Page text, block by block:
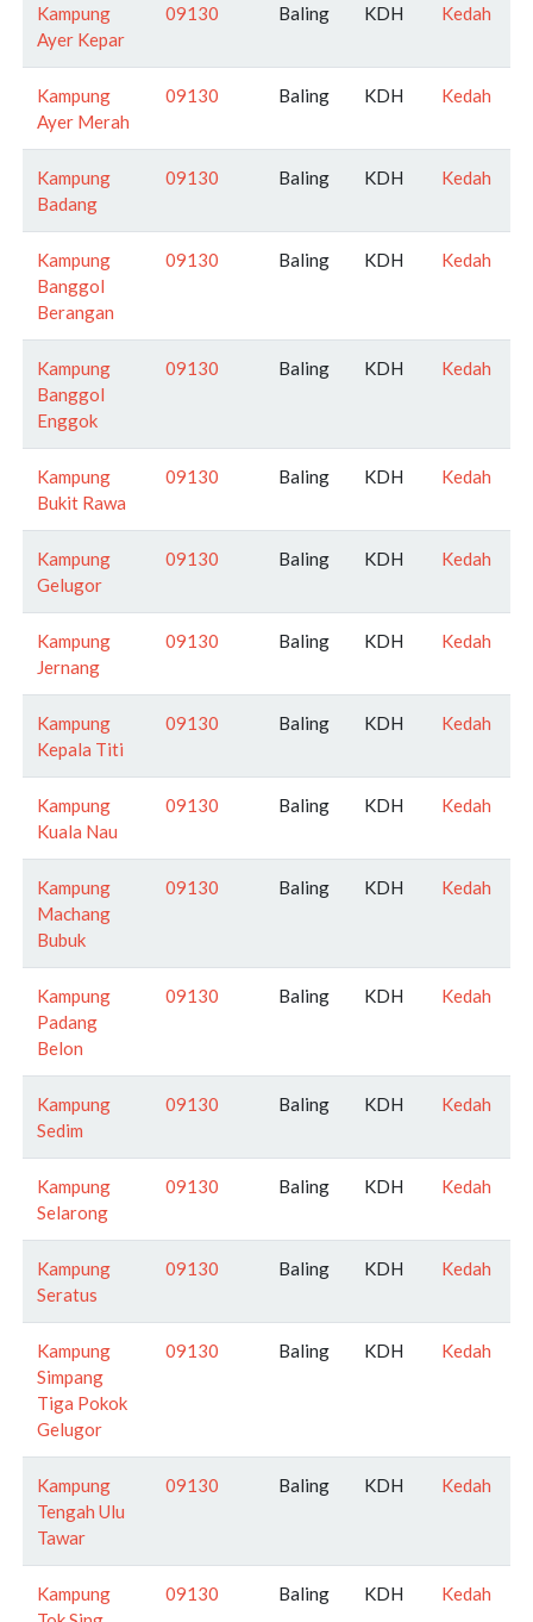
Kampung
Ayer Kepar
09130 Baling KDH Kedah
Kampung
Ayer Merah
09130 Baling KDH Kedah
Kampung
Badang
09130 Baling KDH Kedah
Kampung
Banggol
Berangan
09130 Baling KDH Kedah
Kampung
Banggol
Enggok
09130 Baling KDH Kedah
Kampung
Bukit Rawa
09130 Baling KDH Kedah
Kampung
Gelugor
09130 Baling KDH Kedah
Kampung
Jernang
09130 Baling KDH Kedah
Kampung
Kepala Titi
09130 Baling KDH Kedah
Kampung
Kuala Nau
09130 Baling KDH Kedah
Kampung
Machang
Bubuk
09130 Baling KDH Kedah
Kampung
Padang
Belon
09130 Baling KDH Kedah
Kampung
Sedim
09130 Baling KDH Kedah
Kampung
Selarong
09130 Baling KDH Kedah
Kampung
Seratus
09130 Baling KDH Kedah
Kampung
Simpang
Tiga Pokok
Gelugor
09130 Baling KDH Kedah
Kampung
Tengah Ulu
Tawar
09130 Baling KDH Kedah
Kampung
09130 Baling KDH Kedah